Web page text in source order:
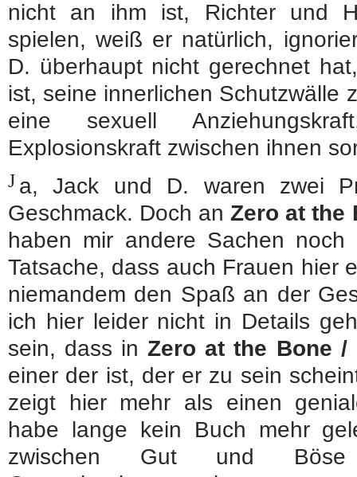
nicht an ihm ist, Richter und
spielen, weiß er natürlich,
D. überhaupt nicht gerechnet
ist, seine innerlichen Schutzwälle
eine sexuell
Explosionskraft zwischen ihnen
J a, Jack und D. waren zwei
Geschmack. Doch anZero at the
haben mir andere Sachen
Tatsache, dass auch Frauen hier
niemandem den Spaß an der
ich hier leider nicht in Details
sein, dass inZero at the Bone
einer der ist, der er zu sein
zeigt hier mehr als einen
habe lange kein Buch mehr
zwischen Gut und